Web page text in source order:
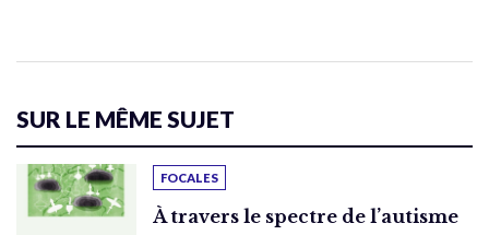
SUR LE MÊME SUJET
FOCALES
À travers le spectre de l’autisme